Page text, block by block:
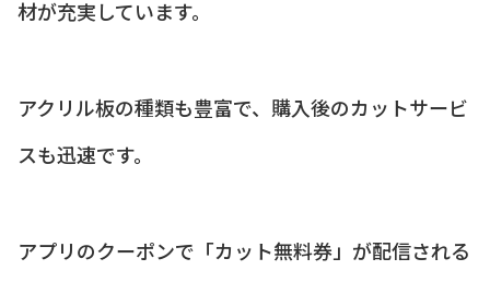
材が充実しています。
アクリル板の種類も豊富で、購入後のカットサービ
スも迅速です。
アプリのクーポンで「カット無料券」が配信される